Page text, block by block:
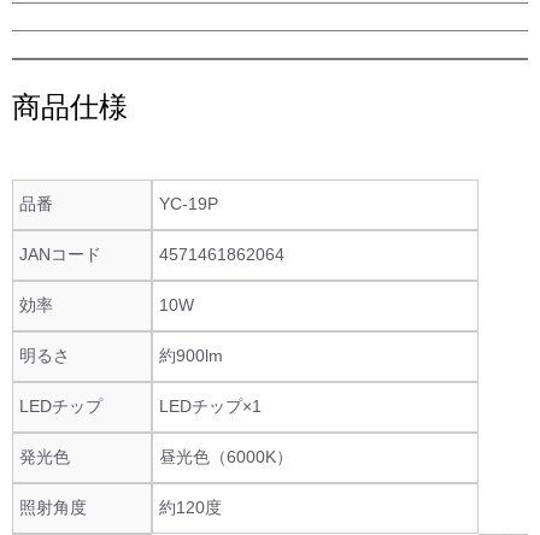
商品仕様
品番 YC-19P
JANコード 4571461862064
効率 10W
明るさ 約900lm
LEDチップ LEDチップ×1
発光色 昼光色（6000K）
照射角度 約120度